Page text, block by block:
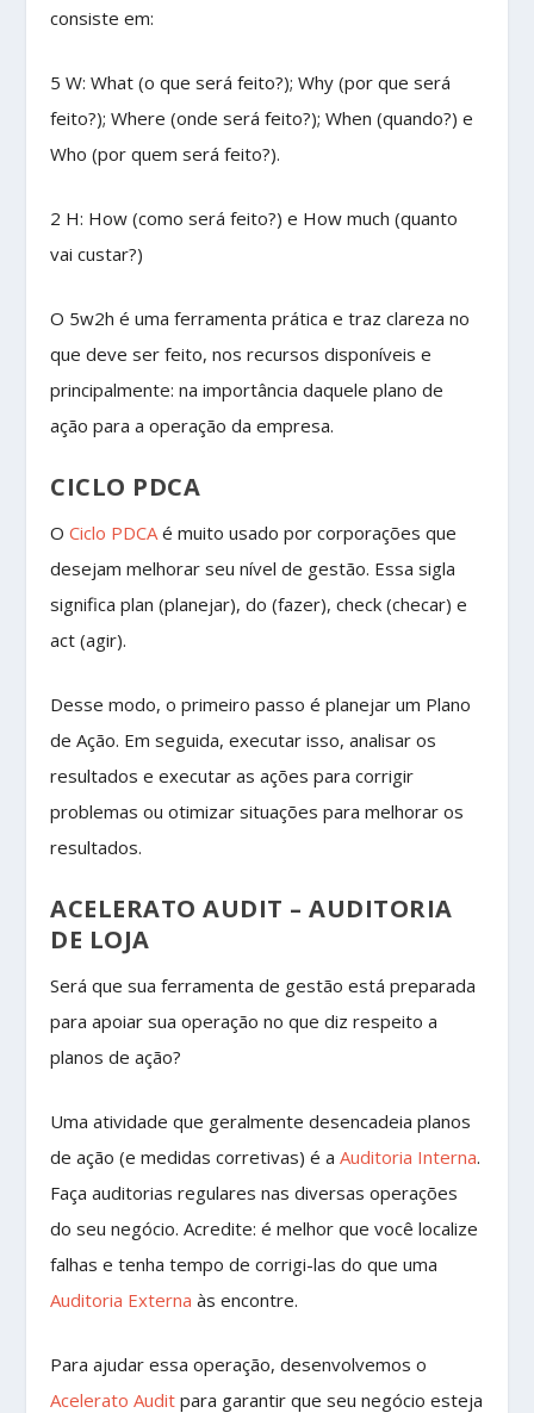
consiste em:
5 W:What (o que será feito?);Why (por que será
feito?);Where (onde será feito?);When (quando?) e
Who (por quem será feito?).
2 H: How (como será feito?) e How much (quanto
vai custar?)
O 5w2h é uma ferramenta prática e traz clareza no
que deve ser feito, nos recursos disponíveis e
principalmente: na importância daquele plano de
ação para a operação da empresa.
CICLO PDCA
OCiclo PDCA é muito usado por corporações que
desejam melhorar seu nível de gestão. Essa sigla
significaplan (planejar),do (fazer),check (checar) e
act (agir).
Desse modo, o primeiro passo é planejar um Plano
de Ação. Em seguida, executar isso, analisar os
resultados e executar as ações para corrigir
problemas ou otimizar situações para melhorar os
resultados.
ACELERATO AUDIT – AUDITORIA
DE LOJA
Será que sua ferramenta de gestão está preparada
para apoiar sua operação no que diz respeito a
planos de ação?
Uma atividade que geralmente desencadeia planos
de ação (e medidas corretivas) é aAuditoria Interna.
Faça auditorias regulares nas diversas operações
do seu negócio. Acredite: é melhor que você localize
falhas e tenha tempo de corrigi-las do que uma
Auditoria Externa às encontre.
Para ajudar essa operação, desenvolvemos o
Acelerato Audit para garantir que seu negócio esteja